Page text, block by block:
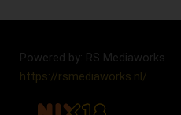
Powered by: RS Mediaworks
https://rsmediaworks.nl/